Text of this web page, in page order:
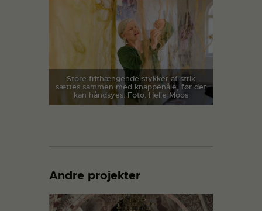
Store frithængende stykker af strik
sættes sammen med knappenåle, før det
kan håndsyes. Foto: Helle Moos
Andre projekter